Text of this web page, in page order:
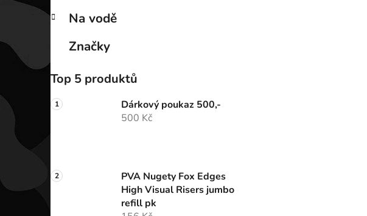
Na vodě
Značky
Top 5 produktů
Dárkový poukaz 500,-
500 Kč
PVA Nugety Fox Edges
High Visual Risers jumbo
refill pk